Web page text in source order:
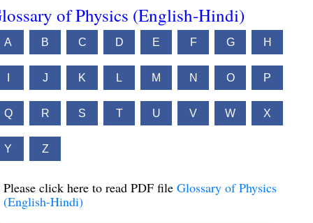
of Physics (English-Hindi)
A B C D E F G H
J K L M N O P
Q R S T U V W X
Y Z
Please click here to read PDF file Glossary of Physics
(English-Hindi)